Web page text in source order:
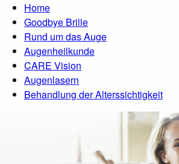
Home
Goodbye Brille
Rund um das Auge
Augenheilkunde
CARE Vision
Augenlasern
Behandlung der Alterssichtigkeit